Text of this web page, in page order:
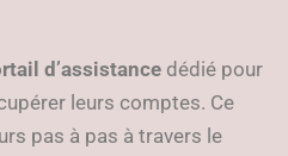
d’assistance dédié pour
leurs comptes. Ce
pas à pas à travers le